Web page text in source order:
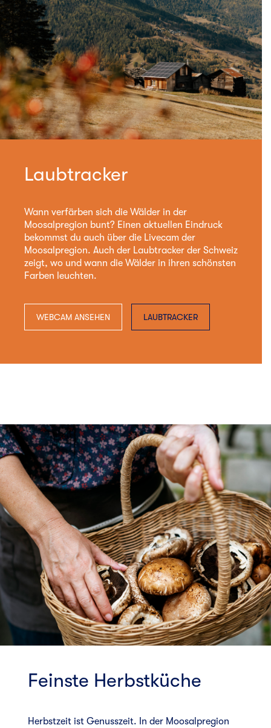
Laubtracker
Wann verfärben sich die Wälder in der
Moosalpregion bunt? Einen aktuellen Eindruck
bekommst du auch über die Livecam der
Moosalpregion. Auch der Laubtracker der Schweiz
zeigt, wo und wann die Wälder in ihren schönsten
Farben leuchten.
WEBCAM ANSEHEN LAUBTRACKER
Feinste Herbstküche
Herbstzeit ist Genusszeit. In der Moosalpregion